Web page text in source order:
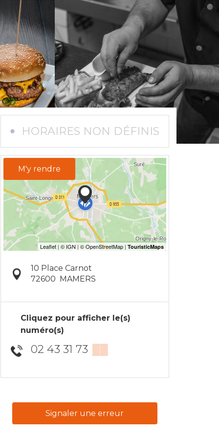
HORAIRES NON DÉFINIS
M'y rendre
10 Place Carnot
72600
MAMERS
Cliquez pour afficher le(s)
numéro(s)
02 43 31 73 ▒▒
Signaler une erreur